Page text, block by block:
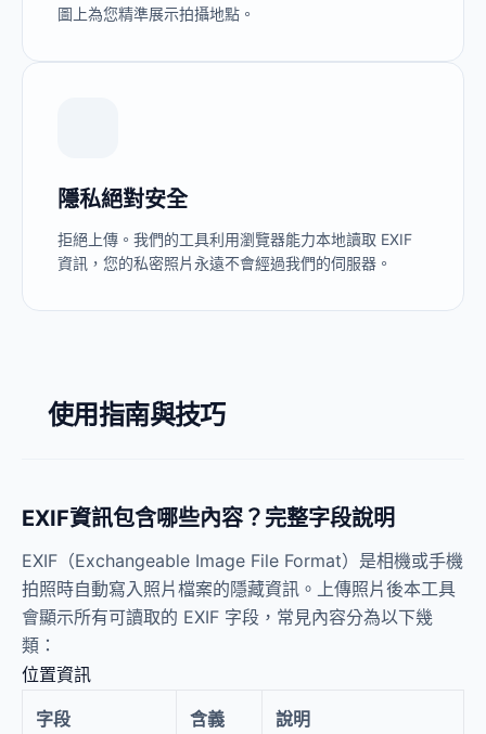
圖上為您精準展示拍攝地點。
隱私絕對安全
拒絕上傳。我們的工具利用瀏覽器能力本地讀取 EXIF
資訊，您的私密照片永遠不會經過我們的伺服器。
使用指南與技巧
EXIF資訊包含哪些內容？完整字段說明
EXIF（Exchangeable Image File Format）是相機或手機
拍照時自動寫入照片檔案的隱藏資訊。上傳照片後本工具
會顯示所有可讀取的 EXIF 字段，常見內容分為以下幾
類：
位置資訊
字段 含義 說明